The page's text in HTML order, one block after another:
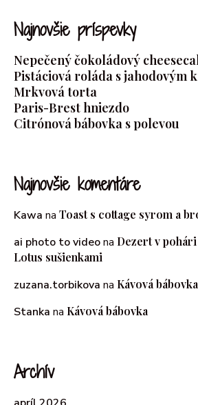
Najnovšie príspevky
Nepečený čokoládový
Pistáciová roláda s jahodovým
Mrkvová torta
Paris-Brest hniezdo
Citrónová bábovka s polevou
Najnovšie komentáre
Kawa na Toast s cottage syrom a
ai photo to videona Dezert v
Lotus sušienkami
zuzana.torbikova na Kávová bábovka
Stanka na Kávová bábovka
Archív